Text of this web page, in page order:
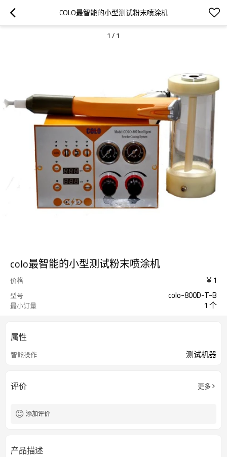
COLO最智能的小型测试粉末喷涂机
1 / 1
colo最智能的小型测试粉末喷涂机
价格 ￥ 1
型号 colo-800D-T-B
最小订量 1 个
属性
智能操作 测试机器
评价 更多
添加评价
产品描述